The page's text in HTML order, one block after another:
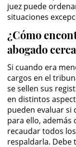
Pre-
Prop
juez puede
situaciones
¿Cómo
abogado
Si cuando era
cargos en el
se sellen sus
en distintos
pueden evaluar si
para ello, además
recaudar todos
respaldarla. Debe